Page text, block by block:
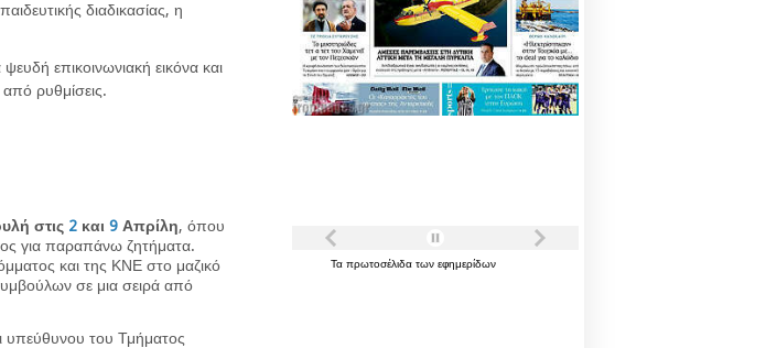
διαδικασίας, η
επικοινωνιακή εικόνα και
από ρυθμίσεις.
στις 2 και 9 Απρίλη, όπου
για παραπάνω ζητήματα.
και της ΚΝΕ στο μαζικό
σε μια σειρά από
υπεύθυνου του Τμήματος
Τα πρωτοσέλιδα των εφημερίδων